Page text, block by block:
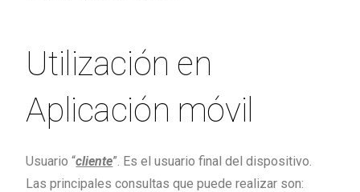
Utilización en
Aplicación móvil
Usuario “cliente”. Es el usuario final del dispositivo.
Las principales consultas que puede realizar son: